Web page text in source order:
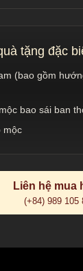
tặng đặc
(bao gồm
bao sái ban
mộc
Liên hệ mua
(+84) 989 105